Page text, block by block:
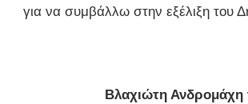
για να συμβάλλω στην εξέλιξη του
Βλαχιώτη Ανδρομάχη